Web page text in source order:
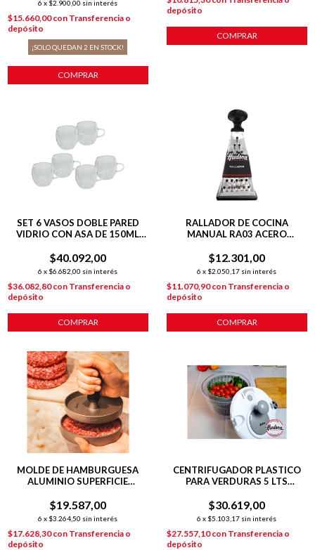
6 x $2.900,00 sin interés
$15.660,00con Transferencia o
depósito
¡SOLO QUEDAN2 EN STOCK!
COMPRAR
depósito
COMPRAR
SET 6 VASOS DOBLE PARED
VIDRIO CON ASA DE 150ML
$40.092,00
6 x $6.682,00 sin interés
$36.082,80con Transferencia o
depósito
COMPRAR
RALLADOR DE COCINA
MANUAL RA03 ACERO
$12.301,00
6 x $2.050,17 sin interés
$11.070,90con Transferencia o
depósito
COMPRAR
MOLDE DE HAMBURGUESA
ALUMINIO SUPERFICIE
$19.587,00
6 x $3.264,50 sin interés
$17.628,30con Transferencia o
depósito
CENTRIFUGADOR PLASTICO
PARA VERDURAS 5 LTS
PLÁSTICOS
$30.619,00
6 x $5.103,17 sin interés
$27.557,10con Transferencia o
depósito